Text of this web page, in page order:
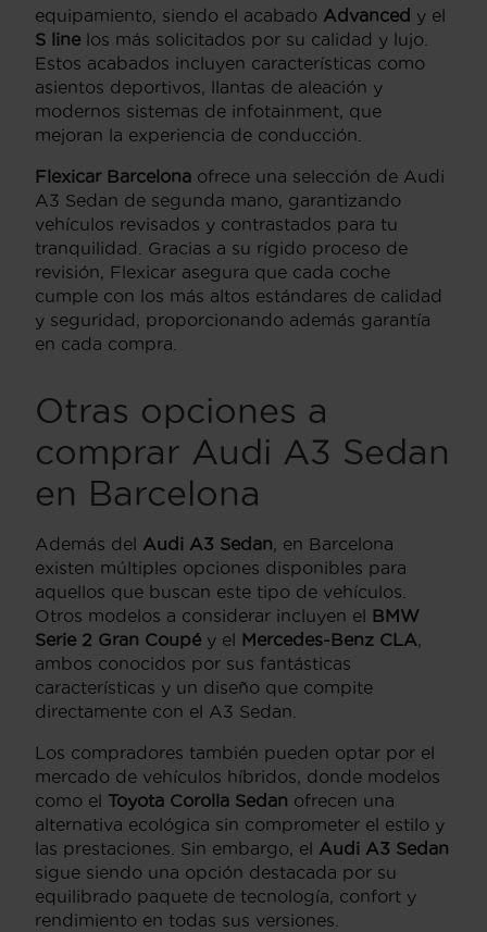
equipamiento, siendo el acabado Advanced y el
S line los más solicitados por su calidad y lujo.
Estos acabados incluyen características como
asientos deportivos, llantas de aleación y
modernos sistemas de infotainment, que
mejoran la experiencia de conducción.
Flexicar Barcelona ofrece una selección de Audi
A3 Sedan de segunda mano, garantizando
vehículos revisados y contrastados para tu
tranquilidad. Gracias a su rígido proceso de
revisión, Flexicar asegura que cada coche
cumple con los más altos estándares de calidad
y seguridad, proporcionando además garantía
en cada compra.
Otras opciones a
comprar Audi A3 Sedan
en Barcelona
Además del Audi A3 Sedan, en Barcelona
existen múltiples opciones disponibles para
aquellos que buscan este tipo de vehículos.
Otros modelos a considerar incluyen el BMW
Serie 2 Gran Coupé y el Mercedes-Benz CLA,
ambos conocidos por sus fantásticas
características y un diseño que compite
directamente con el A3 Sedan.
Los compradores también pueden optar por el
mercado de vehículos híbridos, donde modelos
como el Toyota Corolla Sedan ofrecen una
alternativa ecológica sin comprometer el estilo y
las prestaciones. Sin embargo, el Audi A3 Sedan
sigue siendo una opción destacada por su
equilibrado paquete de tecnología, confort y
rendimiento en todas sus versiones.